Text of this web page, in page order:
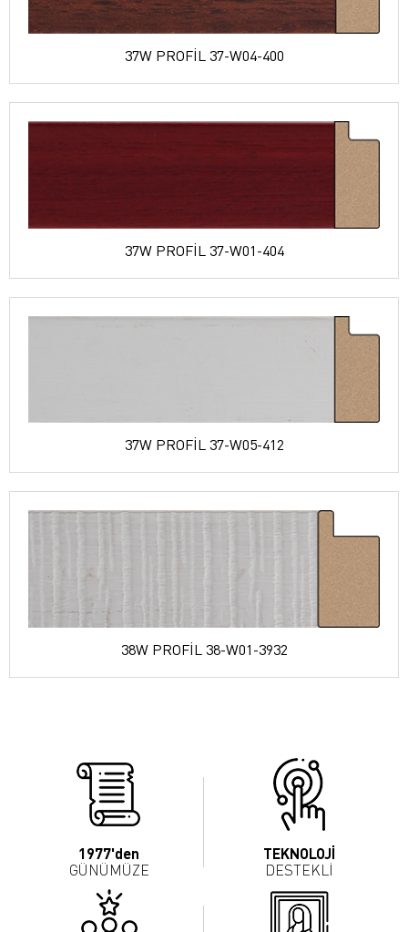
37W PROFİL 37-W04-400
37W PROFİL 37-W01-404
37W PROFİL 37-W05-412
38W PROFİL 38-W01-3932
1977'den
GÜNÜMÜZE
TEKNOLOJİ
DESTEKLİ